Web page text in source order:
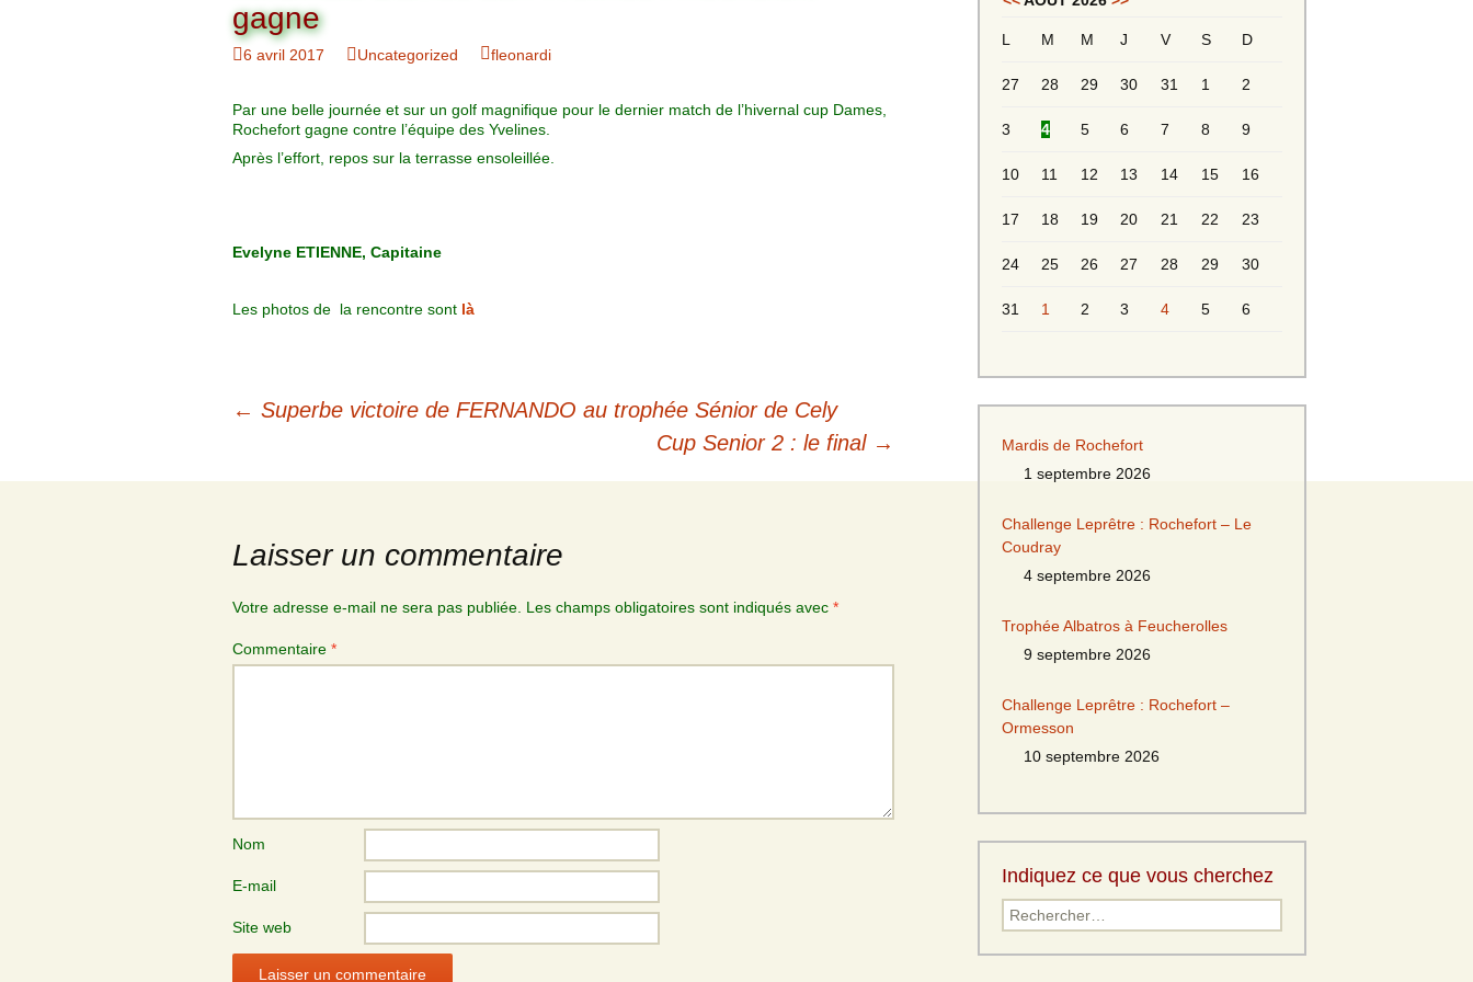
Organigramme
Commission Loisirs
Commission Sportive
Ryder Cup
Couronne
Coupe de Paris Dames
Equipe Mid-Amateurs
Equipe Senior Dames
Messieurs 2ème série
Messieurs Golden
Brut Dames
Juin
gagne
6 avril 2017 Uncategorized fleonardi
Par une belle journée et sur un golf magnifique pour le dernier match de l’hivernal cup Dames,
Rochefort gagne contre l’équipe des Yvelines.
Après l’effort, repos sur la terrasse ensoleillée.
Evelyne ETIENNE, Capitaine
Les photos de la rencontre sont là
← Superbe victoire de FERNANDO au trophée Sénior de Cely
Cup Senior 2 : le final →
Laisser un commentaire
Votre adresse e-mail ne sera pas publiée. Les champs obligatoires sont indiqués avec *
Commentaire *
Nom
E-mail
Site web
L M M J V S D
27 28 29 30 31 1 2
3 4 5 6 7 8 9
10 11 12 13 14 15 16
17 18 19 20 21 22 23
24 25 26 27 28 29 30
31 1 2 3 4 5 6
Mardis de Rochefort
1 septembre 2026
Challenge Leprêtre : Rochefort – Le
Coudray
4 septembre 2026
Trophée Albatros à Feucherolles
9 septembre 2026
Challenge Leprêtre : Rochefort –
Ormesson
10 septembre 2026
Indiquez ce que vous cherchez